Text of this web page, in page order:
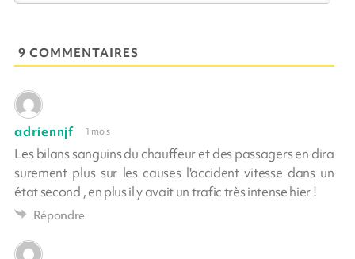
9 COMMENTAIRES
adriennjf 1 mois
Les bilans sanguins du chauffeur et des passagers en dira
surement plus sur les causes l'accident vitesse dans un
état second , en plus il y avait un trafic très intense hier !
Répondre